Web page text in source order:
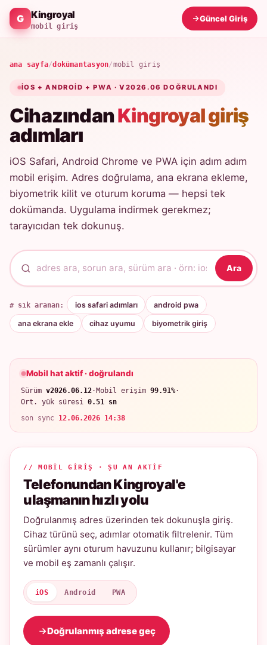
Kingroyal
mobil giriş
Güncel Giriş
ana sayfa/dokümantasyon/mobil giriş
IOS + ANDROID + PWA · V2026.06 DOĞRULANDI
CihazındanKingroyal giriş
adımları
iOS Safari, Android Chrome ve PWA için adım adım
mobil erişim. Adres doğrulama, ana ekrana ekleme,
biyometrik kilit ve oturum koruma — hepsi tek
dokümanda. Uygulama indirmek gerekmez;
tarayıcıdan tek dokunuş.
Ara
# sık aranan: ios safari adımları android pwa
ana ekrana ekle cihaz uyumu biyometrik giriş
Mobil hat aktif · doğrulandı
Sürüm v2026.06.12·Mobil erişim 99.91%·
Ort. yük süresi 0.51 sn
son sync 12.06.2026 14:38
// MOBIL GIRIŞ · ŞU AN AKTIF
Telefonundan Kingroyal'e
ulaşmanın hızlı yolu
Doğrulanmış adres üzerinden tek dokunuşla giriş.
Cihaz türünü seç, adımlar otomatik filtrelenir. Tüm
sürümler aynı oturum havuzunu kullanır; bilgisayar
ve mobil eş zamanlı çalışır.
iOS Android PWA
Doğrulanmış adrese geç